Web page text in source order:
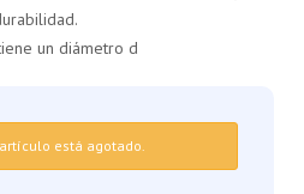
un diámetro d
está agotado.